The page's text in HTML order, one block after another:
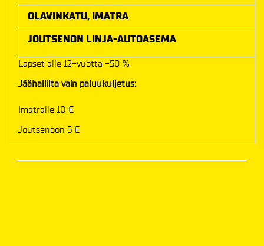
OLAVINKATU, IMATRA
JOUTSENON LINJA-AUTOASEMA
Lapset alle 12-vuotta -50 %
Jäähallilta vain paluukuljetus:
Imatralle 10 €
Joutsenoon 5 €